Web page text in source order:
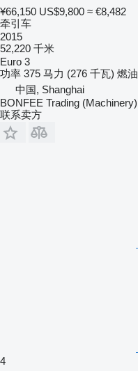
¥66,150 US$9,800 ≈ €8,482
牵引车
2015
52,220 千米
Euro 3
功率 375 马力 (276 千瓦) 燃油
中国, Shanghai
BONFEE Trading (Machinery)
联系卖方
4